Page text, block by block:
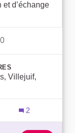
et d’échange
Villejuif,
2